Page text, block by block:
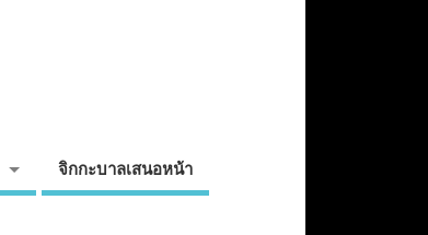
จิกกะบาลเสนอหน้า